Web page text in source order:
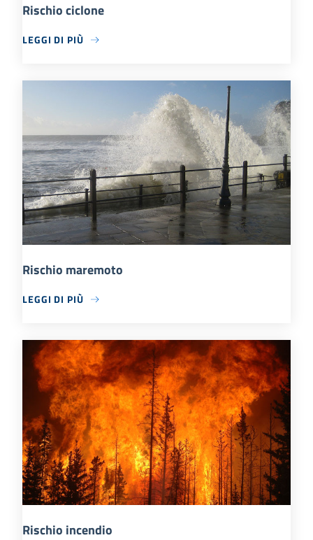
Rischio ciclone
LEGGI DI PIÙ
Rischio maremoto
LEGGI DI PIÙ
Rischio incendio